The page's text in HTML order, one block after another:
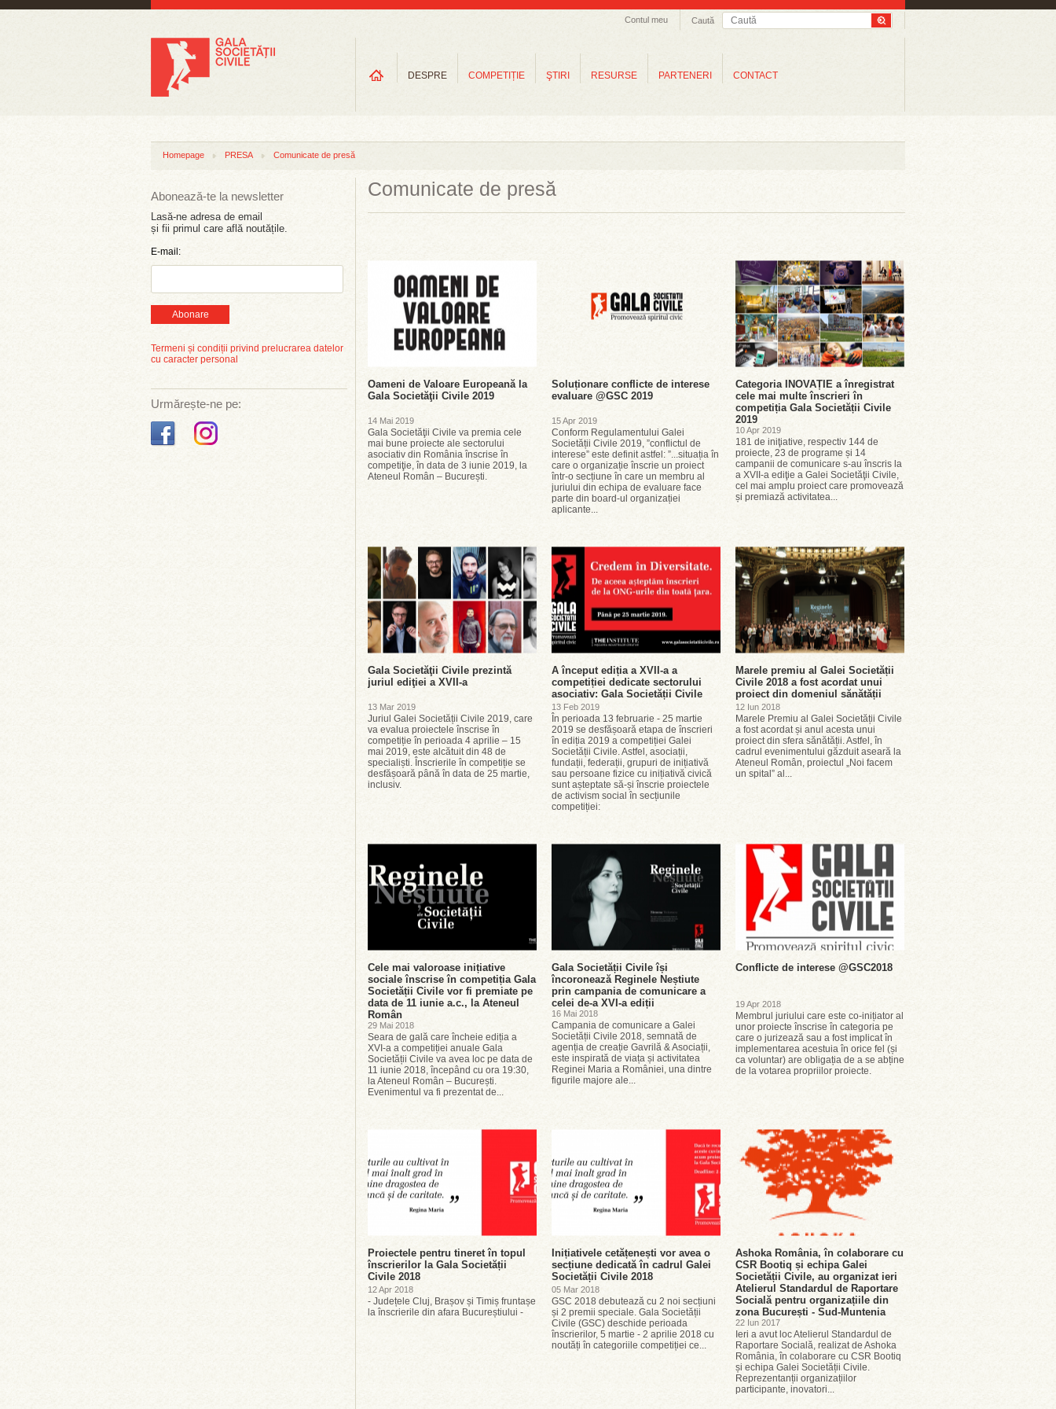
Caută
Contul meu
DESPRE COMPETIȚIE ŞTIRI RESURSE PARTENERI CONTACT
Homepage PRESA Comunicate de presă
Abonează-te la newsletter
Lasă-ne adresa de email
și fii primul care află noutățile.
E-mail:
Abonare
Termeni și condiții privind prelucrarea datelor
cu caracter personal
Urmărește-ne pe:
Comunicate de presă
Oameni de Valoare Europeană la
Gala Societăţii Civile 2019
14 Mai 2019
Gala Societăţii Civile va premia cele
mai bune proiecte ale sectorului
asociativ din România înscrise în
competiţie, în data de 3 iunie 2019, la
Ateneul Român – București.
Soluționare conflicte de interese
evaluare @GSC 2019
15 Apr 2019
Conform Regulamentului Galei
Societății Civile 2019, ”conflictul de
interese” este definit astfel: ”...situația în
care o organizație înscrie un proiect
într-o secțiune în care un membru al
juriului din echipa de evaluare face
parte din board-ul organizației
aplicante...
Categoria INOVAȚIE a înregistrat
cele mai multe înscrieri în
competiția Gala Societății Civile
2019
10 Apr 2019
181 de iniţiative, respectiv 144 de
proiecte, 23 de programe și 14
campanii de comunicare s-au înscris la
a XVII-a ediţie a Galei Societăţii Civile,
cel mai amplu proiect care promovează
și premiază activitatea...
Gala Societăţii Civile prezintă
juriul ediţiei a XVII-a
13 Mar 2019
Juriul Galei Societății Civile 2019, care
va evalua proiectele înscrise în
competiție în perioada 4 aprilie – 15
mai 2019, este alcătuit din 48 de
specialiști. Înscrierile în competiție se
desfășoară până în data de 25 martie,
inclusiv.
A început ediția a XVII-a a
competiției dedicate sectorului
asociativ: Gala Societății Civile
13 Feb 2019
În perioada 13 februarie - 25 martie
2019 se desfășoară etapa de înscrieri
în ediția 2019 a competiției Galei
Societății Civile. Astfel, asociații,
fundații, federații, grupuri de inițiativă
sau persoane fizice cu inițiativă civică
sunt așteptate să-și înscrie proiectele
de activism social în secțiunile
competiției:
Marele premiu al Galei Societății
Civile 2018 a fost acordat unui
proiect din domeniul sănătății
12 Iun 2018
Marele Premiu al Galei Societății Civile
a fost acordat și anul acesta unui
proiect din sfera sănătății. Astfel, în
cadrul evenimentului găzduit aseară la
Ateneul Român, proiectul „Noi facem
un spital” al...
Cele mai valoroase inițiative
sociale înscrise în competiția Gala
Societății Civile vor fi premiate pe
data de 11 iunie a.c., la Ateneul
Român
29 Mai 2018
Seara de gală care încheie ediția a
XVI-a a competiției anuale Gala
Societății Civile va avea loc pe data de
11 iunie 2018, începând cu ora 19:30,
la Ateneul Român – București.
Evenimentul va fi prezentat de...
Gala Societății Civile își
încoronează Reginele Neștiute
prin campania de comunicare a
celei de-a XVI-a ediții
16 Mai 2018
Campania de comunicare a Galei
Societății Civile 2018, semnată de
agenția de creație Gavrilă & Asociații,
este inspirată de viața și activitatea
Reginei Maria a României, una dintre
figurile majore ale...
Conflicte de interese @GSC2018
19 Apr 2018
Membrul juriului care este co-inițiator al
unor proiecte înscrise în categoria pe
care o jurizează sau a fost implicat în
implementarea acestuia în orice fel (și
ca voluntar) are obligația de a se abține
de la votarea propriilor proiecte.
Proiectele pentru tineret în topul
înscrierilor la Gala Societății
Civile 2018
12 Apr 2018
- Județele Cluj, Brașov și Timiș fruntașe
la înscrierile din afara Bucureștiului -
Inițiativele cetățenești vor avea o
secțiune dedicată în cadrul Galei
Societății Civile 2018
05 Mar 2018
GSC 2018 debutează cu 2 noi secțiuni
și 2 premii speciale. Gala Societății
Civile (GSC) deschide perioada
înscrierilor, 5 martie - 2 aprilie 2018 cu
noutăți în categoriile competiției ce...
Ashoka România, în colaborare cu
CSR Bootiq și echipa Galei
Societății Civile, au organizat ieri
Atelierul Standardul de Raportare
Socială pentru organizațiile din
zona București - Sud-Muntenia
22 Iun 2017
Ieri a avut loc Atelierul Standardul de
Raportare Socială, realizat de Ashoka
România, în colaborare cu CSR Bootiq
și echipa Galei Societății Civile.
Reprezentanții organizațiilor
participante, inovatori...